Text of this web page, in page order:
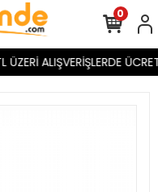
ALIŞVERİŞLERDE
0